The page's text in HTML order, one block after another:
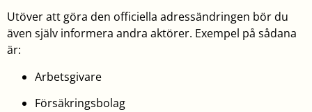
Utöver att göra den officiella adressändringen bör du
även själv informera andra aktörer. Exempel på sådana
är:
Arbetsgivare
Försäkringsbolag